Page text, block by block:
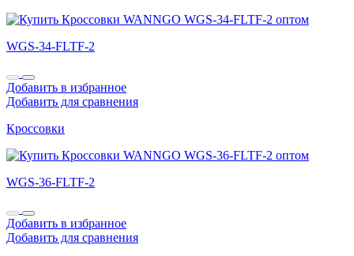
WGS-34-FLTF-2
Добавить в избранное
Добавить для сравнения
Кроссовки
WGS-36-FLTF-2
Добавить в избранное
Добавить для сравнения